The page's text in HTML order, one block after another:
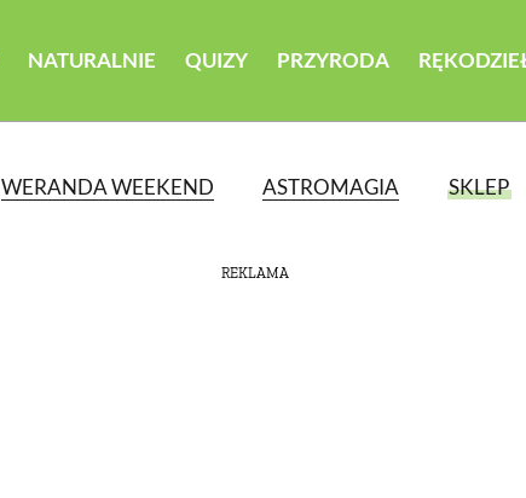
NATURALNIE QUIZY PRZYRODA
WERANDA WEEKEND ASTROMAGIA SKLEP
REKLAMA